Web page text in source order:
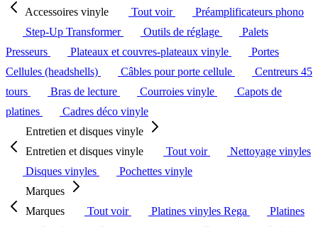
Accessoires vinyle
Tout voir
Préamplificateurs phono
Step-Up Transformer
Outils de réglage
Palets
Presseurs
Plateaux et couvres-plateaux vinyle
Portes
Cellules (headshells)
Câbles pour porte cellule
Centreurs 45
tours
Bras de lecture Courroies vinyle
Capots de
platines
Cadres déco vinyle
Entretien et disques vinyle
Entretien et disques vinyle
Tout voir
Nettoyage vinyles
Disques vinyles
Pochettes vinyle
Marques
Marques
Tout voir Platines vinyles Rega
Platines